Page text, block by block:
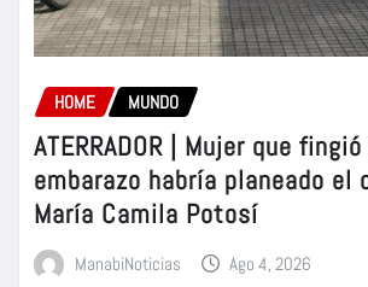
HOME MUNDO
ATERRADOR | Mujer que
embarazo habría planeado el
María Camila Potosí
ManabiNoticias Ago 4, 2026